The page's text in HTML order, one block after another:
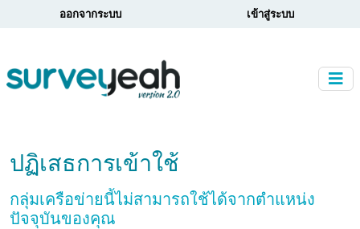
ออกจากระบบ เข้าสู่ระบบ
ปฏิเสธการเข้าใช้
กลุ่มเครือข่ายนี้ไม่สามารถใช้ได้จากตำแหน่ง
ปัจจุบันของคุณ